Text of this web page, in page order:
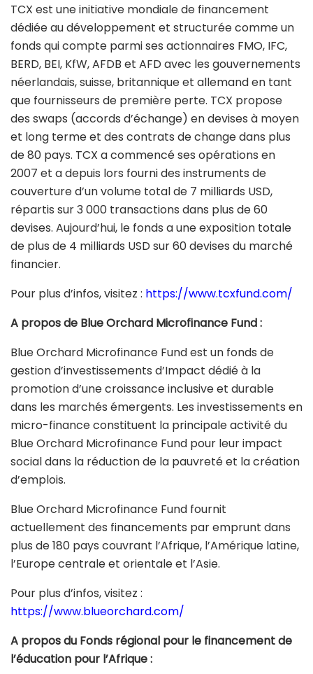
TCX est une initiative mondiale de financement
dédiée au développement et structurée comme un
fonds qui compte parmi ses actionnaires FMO, IFC,
BERD, BEI, KfW, AFDB et AFD avec les gouvernements
néerlandais, suisse, britannique et allemand en tant
que fournisseurs de première perte. TCX propose
des swaps (accords d’échange) en devises à moyen
et long terme et des contrats de change dans plus
de 80 pays. TCX a commencé ses opérations en
2007 et a depuis lors fourni des instruments de
couverture d’un volume total de 7 milliards USD,
répartis sur 3 000 transactions dans plus de 60
devises. Aujourd’hui, le fonds a une exposition totale
de plus de 4 milliards USD sur 60 devises du marché
financier.
Pour plus d’infos, visitez : https://www.tcxfund.com/
A propos de Blue Orchard Microfinance Fund :
Blue Orchard Microfinance Fund est un fonds de
gestion d’investissements d’Impact dédié à la
promotion d’une croissance inclusive et durable
dans les marchés émergents. Les investissements en
micro-finance constituent la principale activité du
Blue Orchard Microfinance Fund pour leur impact
social dans la réduction de la pauvreté et la création
d’emplois.
Blue Orchard Microfinance Fund fournit
actuellement des financements par emprunt dans
plus de 180 pays couvrant l’Afrique, l’Amérique latine,
l’Europe centrale et orientale et l’Asie.
Pour plus d’infos, visitez :
https://www.blueorchard.com/
A propos du Fonds régional pour le financement de
l’éducation pour l’Afrique :